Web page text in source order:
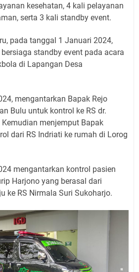
kesehatan, 4 kali pelayanan
serta 3 kali standby event.
pada tanggal 1 Januari 2024,
standby event pada acara
di Lapangan Desa
mengantarkan Bapak Rejo
Bulu untuk kontrol ke RS dr.
menjemput Bapak
dari RS Indriati ke rumah di Lorog
mengantarkan kontrol pasien
Harjono yang berasal dari
ke RS Nirmala Suri Sukoharjo.